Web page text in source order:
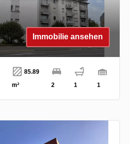
Immobilie ansehen
85.89
m²
2 1 1